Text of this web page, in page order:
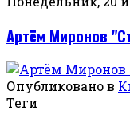
Артём Миронов
Опубликовано в
Теги